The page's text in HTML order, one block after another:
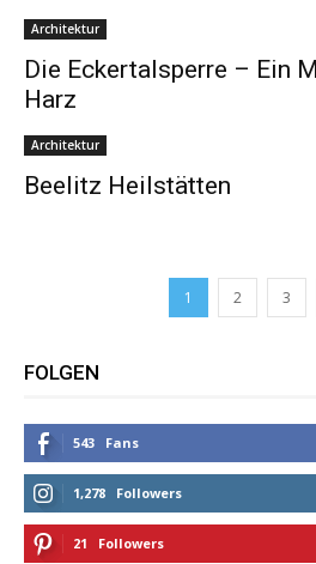
Architektur
Die Eckertalsperre – Ein
Harz
Architektur
Beelitz Heilstätten
1 2 3
FOLGEN
543 Fans
1,278 Followers
21 Followers